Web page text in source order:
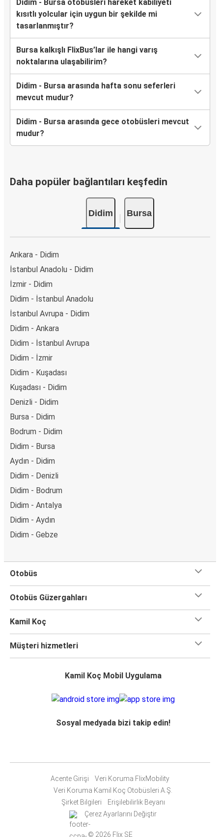
Didim - Bursa otobüsleri hareket kabiliyeti
kısıtlı yolcular için uygun bir şekilde mi
tasarlanmıştır?
Bursa kalkışlı FlixBus’lar ile hangi varış
noktalarına ulaşabilirim?
Didim - Bursa arasında hafta sonu seferleri
mevcut mudur?
Didim - Bursa arasında gece otobüsleri mevcut
mudur?
Daha popüler bağlantıları keşfedin
Didim Bursa
Ankara - Didim
İstanbul Anadolu - Didim
İzmir - Didim
Didim - İstanbul Anadolu
İstanbul Avrupa - Didim
Didim - Ankara
Didim - İstanbul Avrupa
Didim - İzmir
Didim - Kuşadası
Kuşadası - Didim
Denizli - Didim
Bursa - Didim
Bodrum - Didim
Didim - Bursa
Aydın - Didim
Didim - Denizli
Didim - Bodrum
Didim - Antalya
Didim - Aydın
Didim - Gebze
Otobüs
Otobüs Güzergahları
Kamil Koç
Müşteri hizmetleri
Kamil Koç Mobil Uygulama
Sosyal medyada bizi takip edin!
Acente Girişi
Veri Koruma FlixMobility
Veri Koruma Kamil Koç Otobüsleri A.Ş.
Şirket Bilgileri
Erişilebilirlik Beyanı
Çerez Ayarlarını Değiştir
© 2026 Flix SE